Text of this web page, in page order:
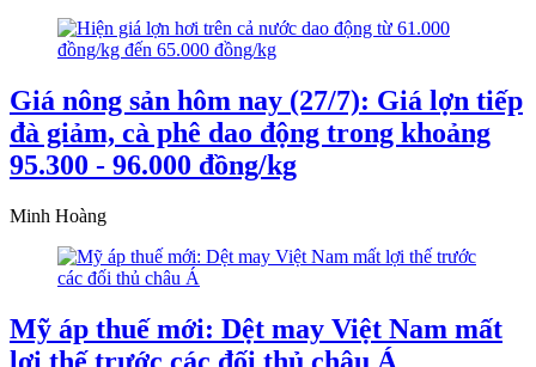
Giá nông sản hôm nay (27/7): Giá lợn tiếp
đà giảm, cà phê dao động trong khoảng
95.300 - 96.000 đồng/kg
Minh Hoàng
Mỹ áp thuế mới: Dệt may Việt Nam mất